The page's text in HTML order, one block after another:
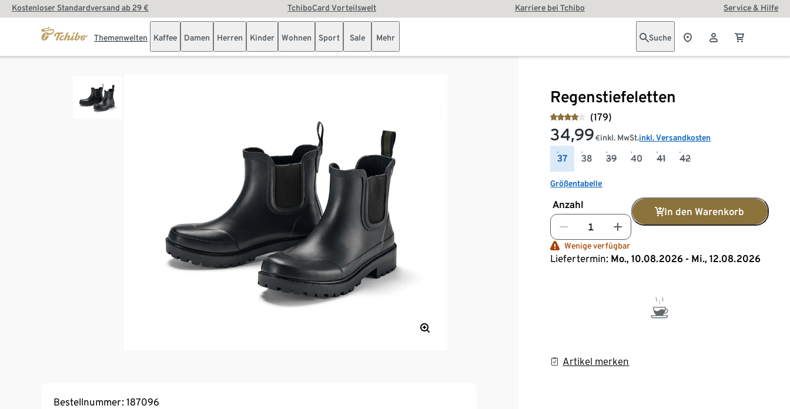
Kostenloser Standardversand ab 29 € TchiboCard Vorteilswelt Karriere bei Tchibo Service & Hilfe
Themenwelten Kaffee Damen Herren Kinder Wohnen Sport Sale Mehr Suche
Regenstiefeletten
(179)
34,99 €inkl. MwSt.inkl. Versandkosten
37 38 39 40 41 42
Größentabelle
Anzahl
In den Warenkorb
Wenige verfügbar
Liefertermin: Mo., 10.08.2026 - Mi., 12.08.2026
Artikel merken
Bestellnummer: 187096